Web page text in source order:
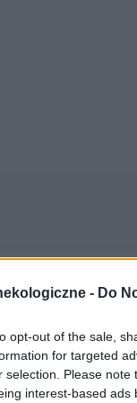
- Do
opt-out of the sale,
for targeted
selection. Please
interest-based
sie prawie
pozostał, czuję
Posiewy są
Może któraś z Was
Będę wdzięczna za